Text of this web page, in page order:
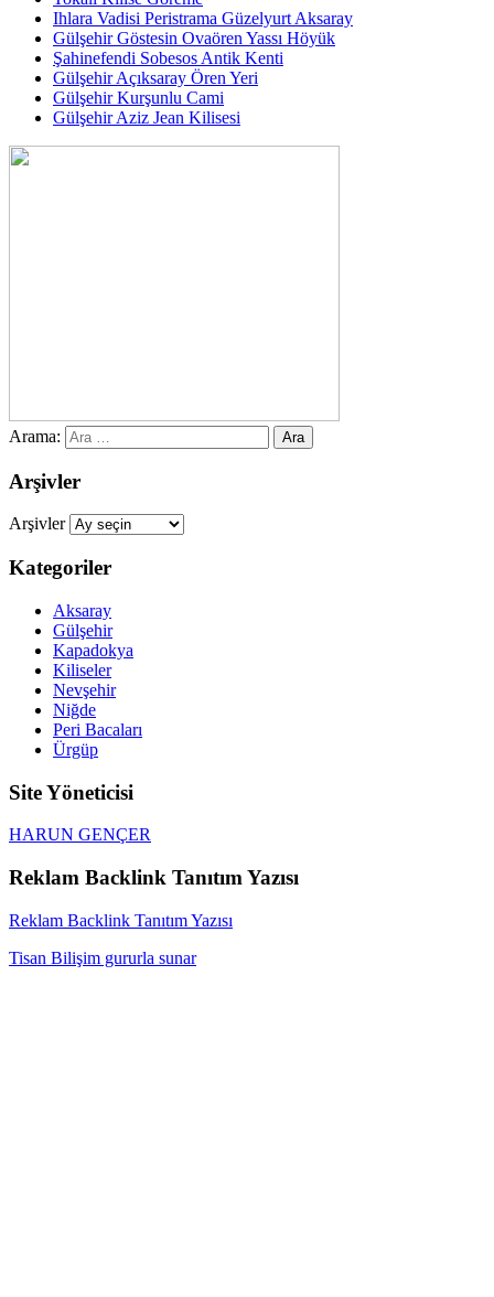
Ihlara Vadisi Peristrama Güzelyurt Aksaray
Gülşehir Göstesin Ovaören Yassı Höyük
Şahinefendi Sobesos Antik Kenti
Gülşehir Açıksaray Ören Yeri
Gülşehir Kurşunlu Cami
Gülşehir Aziz Jean Kilisesi
Arama:
Arşivler
Arşivler
Kategoriler
Aksaray
Gülşehir
Kapadokya
Kiliseler
Nevşehir
Niğde
Peri Bacaları
Ürgüp
Site Yöneticisi
HARUN GENÇER
Reklam Backlink Tanıtım Yazısı
Reklam Backlink Tanıtım Yazısı
Tisan Bilişim gururla sunar